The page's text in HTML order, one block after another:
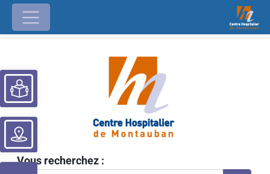
Vous recherchez :
Ouvrir la barre d’outils